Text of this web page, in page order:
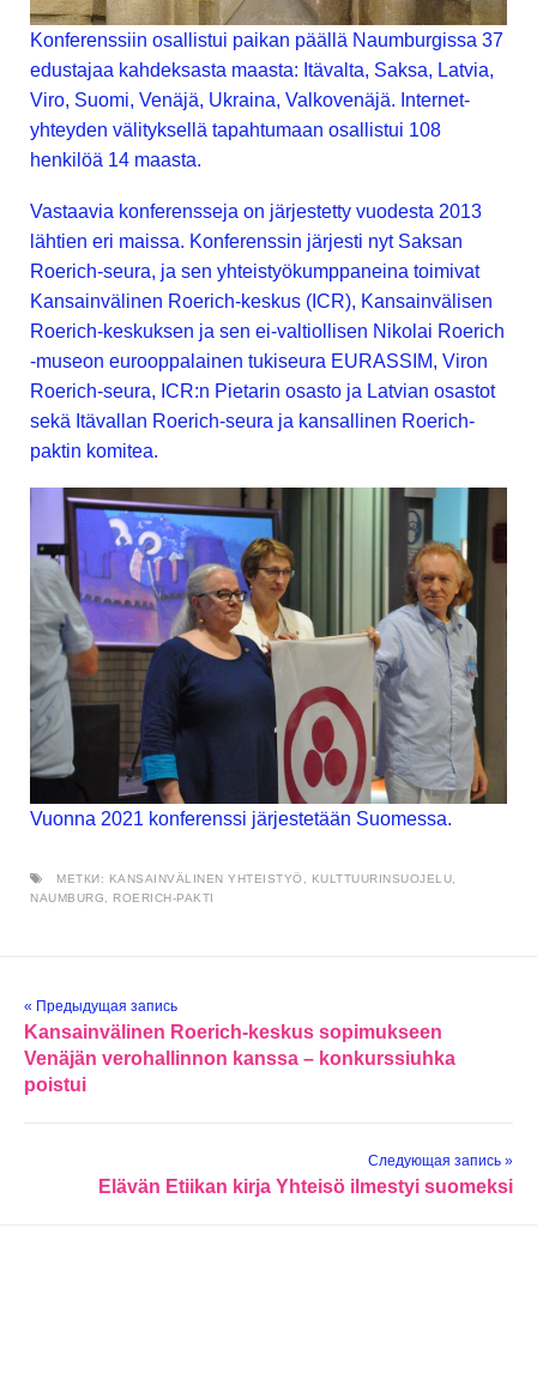
Konferenssiin osallistui paikan päällä Naumburgissa 37
edustajaa kahdeksasta maasta: Itävalta, Saksa, Latvia,
Viro, Suomi, Venäjä, Ukraina, Valkovenäjä. Internet-
yhteyden välityksellä tapahtumaan osallistui 108
henkilöä 14 maasta.
Vastaavia konferensseja on järjestetty vuodesta 2013
lähtien eri maissa. Konferenssin järjesti nyt Saksan
Roerich-seura, ja sen yhteistyökumppaneina toimivat
Kansainvälinen Roerich-keskus (ICR), Kansainvälisen
Roerich-keskuksen ja sen ei-valtiollisen Nikolai Roerich
-museon eurooppalainen tukiseura EURASSIM, Viron
Roerich-seura, ICR:n Pietarin osasto ja Latvian osastot
sekä Itävallan Roerich-seura ja kansallinen Roerich-
paktin komitea.
Vuonna 2021 konferenssi järjestetään Suomessa.
МЕТКИ: KANSAINVÄLINEN YHTEISTYÖ, KULTTUURINSUOJELU,
NAUMBURG, ROERICH-PAKTI
« Предыдущая запись
Kansainvälinen Roerich-keskus sopimukseen
Venäjän verohallinnon kanssa – konkurssiuhka
poistui
Следующая запись »
Elävän Etiikan kirja Yhteisö ilmestyi suomeksi